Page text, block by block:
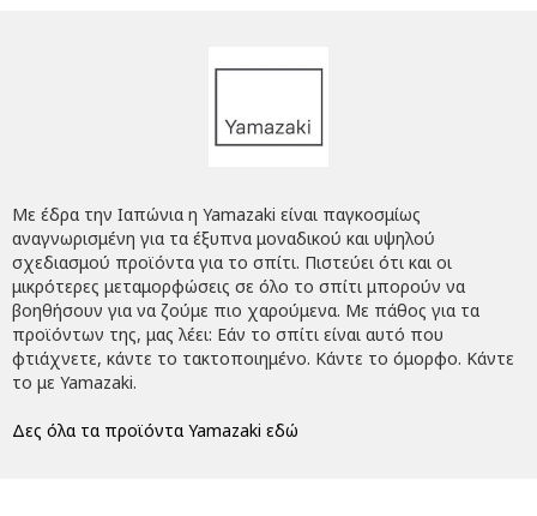
Με έδρα την Ιαπώνια η Yamazaki είναι παγκοσμίως
αναγνωρισμένη για τα έξυπνα μοναδικού και υψηλού
σχεδιασμού προϊόντα για το σπίτι. Πιστεύει ότι και οι
μικρότερες μεταμορφώσεις σε όλο το σπίτι μπορούν να
βοηθήσουν για να ζούμε πιο χαρούμενα. Με πάθος για τα
προϊόντων της, μας λέει: Εάν το σπίτι είναι αυτό που
φτιάχνετε, κάντε το τακτοποιημένο. Κάντε το όμορφο. Κάντε
το με Yamazaki.
Δες όλα τα προϊόντα Yamazaki εδώ